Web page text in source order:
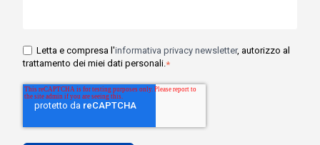
Letta e compresa l'informativa privacy newsletter, autorizzo al
trattamento dei miei dati personali. *